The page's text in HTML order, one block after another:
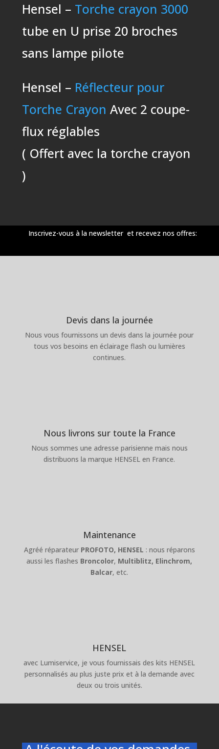
Hensel – Torche crayon 3000
tube en U prise 20 broches
sans lampe pilote
Hensel – Réflecteur pour
Torche Crayon Avec 2 coupe-
flux réglables
( Offert avec la torche crayon
)
Inscrivez-vous à la newsletter et recevez nos offres:
Devis dans la journée
Nous vous fournissons un devis dans la journée pour
tous vos besoins en éclairage flash ou lumières
continues.
Nous livrons sur toute la France
Nous sommes une adresse parisienne mais nous
distribuons la marque HENSEL en France.
Maintenance
Agréé réparateur PROFOTO, HENSEL : nous réparons
aussi les flashes Broncolor, Multiblitz, Elinchrom,
Balcar, etc.
HENSEL
avec Lumiservice, je vous fournissais des kits HENSEL
personnalisés au plus juste prix et à la demande avec
deux ou trois unités.